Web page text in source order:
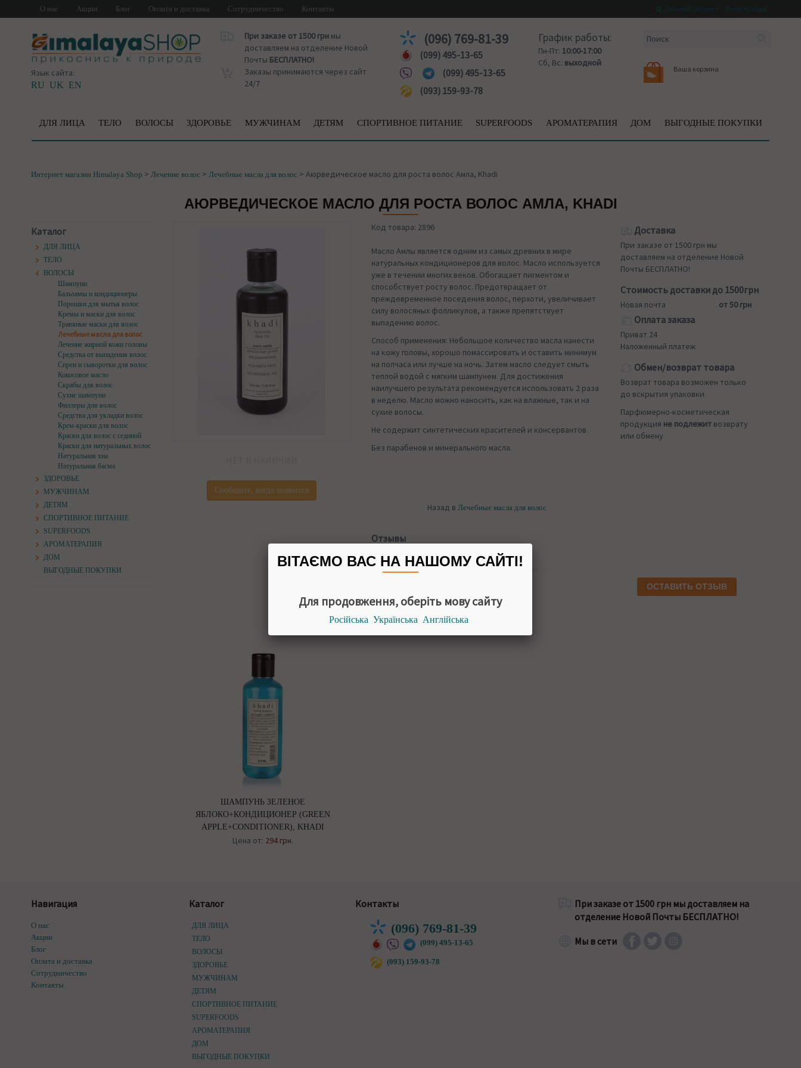
О нас Акции Блог Оплата и доставка Сотрудничество Контакты
Язык сайта:
RU UK EN
При заказе от 1500 грнмы
доставляем на отделение Новой
Почты БЕСПЛАТНО!
Заказы принимаются через сайт
24/7
(096) 769-81-39
(099) 495-13-65
(099) 495-13-65
(093) 159-93-78
График работы:
Пн-Пт: 10:00-17:00
Сб, Вс: выходной
Ваша корзина
ДЛЯ ЛИЦА ТЕЛО ВОЛОСЫ ЗДОРОВЬЕ МУЖЧИНАМ ДЕТЯМ СПОРТИВНОЕ ПИТАНИЕ SUPERFOODS АРОМАТЕРАПИЯ ДОМ ВЫГОДНЫЕ ПОКУПКИ
Интернет магазин Himalaya Shop > Лечение волос > Лечебные масла для волос > Аюрведическое масло для роста волос Амла, Khadi
АЮРВЕДИЧЕСКОЕ МАСЛО ДЛЯ РОСТА ВОЛОС АМЛА, KHADI
Каталог
ДЛЯ ЛИЦА
ТЕЛО
ВОЛОСЫ
Шампуни
Бальзамы и кондиционеры
Порошки для мытья волос
Кремы и маски для волос
Травяные маски для волос
Лечебные масла для волос
Лечение жирной кожи головы
Средства от выпадения волос
Спреи и сыворотки для волос
Кокосовое масло
Скрабы для волос
Сухие шампуни
Филлеры для волос
Средства для укладки волос
Крем-краски для волос
Краски для волос с сединой
Краски для натуральных волос
Натуральная хна
Натуральная басма
ЗДОРОВЬЕ
МУЖЧИНАМ
ДЕТЯМ
СПОРТИВНОЕ ПИТАНИЕ
SUPERFOODS
АРОМАТЕРАПИЯ
ДОМ
ВЫГОДНЫЕ ПОКУПКИ
Сообщите, когда появится
Код товара: 2896
Масло Амлы является одним из самых древних в мире
натуральных кондиционеров для волос. Масло используется
уже в течении многих веков. Обогащает пигментом и
способствует росту волос. Предотвращает от
преждевременное поседения волос, перхоти, увеличивает
силу волосяных фолликулов, а также препятствует
выпадению волос.
Способ применения: Небольшое количество масла нанести
на кожу головы, хорошо помассировать и оставить минимум
на полчаса или лучше на ночь. Затем масло следует смыть
теплой водой с мягким шампунем. Для достижения
наилучшего результата рекомендуется использовать 2 раза
в неделю. Масло можно наносить, как на влажные, так и на
сухие волосы.
Не содержит синтетических красителей и консервантов.
Без парабенов и минерального масла.
Назад вЛечебные масла для волос
Доставка
При заказе от 1500 грн мы
доставляем на отделение Новой
Почты БЕСПЛАТНО!
Стоимость доставки до 1500грн
Новая почта от 50 грн
Оплата заказа
Приват 24
Наложенный платеж
Обмен/возврат товара
Возврат товара возможен только
до вскрытия упаковки
Парфюмерно-косметическая
продукция не подлежит возврату
или обмену
Отзывы
Поздравляем! Ваш отзыв будет первый!
ОСТАВИТЬ ОТЗЫВ
С этим товаром покупают
ШАМПУНЬ ЗЕЛЕНОЕ
ЯБЛОКО+КОНДИЦИОНЕР (GREEN
APPLE+CONDITIONER), KHADI
Цена от: 294 грн.
Навигация
О нас
Акции
Блог
Оплата и доставка
Сотрудничество
Контакты
Каталог
ДЛЯ ЛИЦА
ТЕЛО
ВОЛОСЫ
ЗДОРОВЬЕ
МУЖЧИНАМ
ДЕТЯМ
СПОРТИВНОЕ ПИТАНИЕ
SUPERFOODS
АРОМАТЕРАПИЯ
ДОМ
ВЫГОДНЫЕ ПОКУПКИ
Контакты
(096) 769-81-39
(099) 495-13-65
(093) 159-93-78
При заказе от 1500 грн мы доставляем на
отделение Новой Почты БЕСПЛАТНО!
Мы в сети
ВІТАЄМО ВАС НА НАШОМУ САЙТІ!
Для продовження, оберіть мову сайту
Російська Українська Англійська